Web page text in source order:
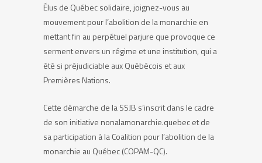
Élus de Québec solidaire, joignez-vous au
mouvement pour l’abolition de la monarchie en
mettant fin au perpétuel parjure que provoque ce
serment envers un régime et une institution, qui a
été si préjudiciable aux Québécois et aux
Premières Nations.
Cette démarche de la SSJB s’inscrit dans le cadre
de son initiative nonalamonarchie.quebec et de
sa participation à la Coalition pour l’abolition de la
monarchie au Québec (COPAM-QC).